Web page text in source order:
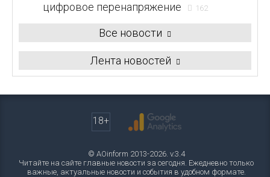
цифровое перенапряжение
162
Все новости
Лента новостей
18+
© AOinform 2013-2026. v.3.4
Читайте на сайте главные новости за сегодня. Ежедневно только
важные, актуальные новости и события в удобном формате.